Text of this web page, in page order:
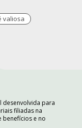
valiosa
desenvolvida para
filiadas na
benefícios e no